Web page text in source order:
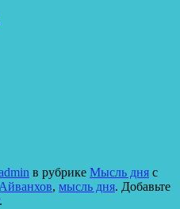
в рубрике Мысль дня с
, мысль дня. Добавьте
.